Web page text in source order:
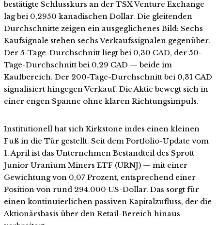
bestätigte Schlusskurs an der TSX Venture Exchange
lag bei 0,2950 kanadischen Dollar. Die gleitenden
Durchschnitte zeigen ein ausgeglichenes Bild: Sechs
Kaufsignale stehen sechs Verkaufssignalen gegenüber.
Der 5-Tage-Durchschnitt liegt bei 0,30 CAD, der 50-
Tage-Durchschnitt bei 0,29 CAD — beide im
Kaufbereich. Der 200-Tage-Durchschnitt bei 0,31 CAD
signalisiert hingegen Verkauf. Die Aktie bewegt sich in
einer engen Spanne ohne klaren Richtungsimpuls.
Institutionell hat sich Kirkstone indes einen kleinen
Fuß in die Tür gestellt. Seit dem Portfolio-Update vom
1. April ist das Unternehmen Bestandteil des Sprott
Junior Uranium Miners ETF (URNJ) — mit einer
Gewichtung von 0,07 Prozent, entsprechend einer
Position von rund 294.000 US-Dollar. Das sorgt für
einen kontinuierlichen passiven Kapitalzufluss, der die
Aktionärsbasis über den Retail-Bereich hinaus